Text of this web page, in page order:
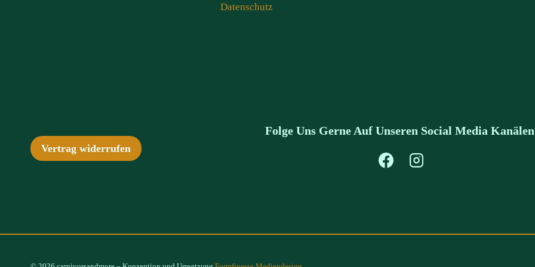
Datenschutz
Vertrag widerrufen
Folge Uns Gerne Auf Unseren Social Media